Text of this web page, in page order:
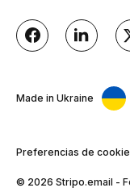
Made in Ukraine
Preferencias de
© 2026 Stripо.email -